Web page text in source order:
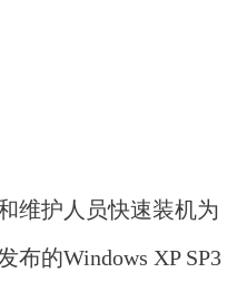
维护人员快速装机为
布的Windows XP SP3